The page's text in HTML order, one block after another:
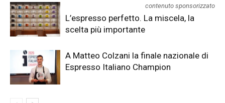
contenuto sponsorizzato
L’espresso perfetto. La miscela, la
scelta più importante
A Matteo Colzani la finale nazionale di
Espresso Italiano Champion